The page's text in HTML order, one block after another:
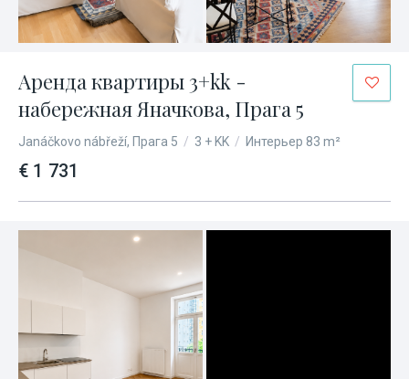
Аренда квартиры 3+kk -
набережная Яначкова, Прага 5
Janáčkovo nábřeží, Прага 5 / 3 + KK / Интерьер 83 m²
€ 1 731